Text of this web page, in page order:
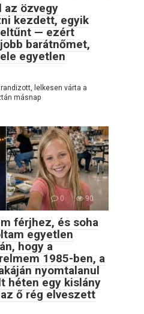
az özvegy
kezdett, egyik
eltűnt — ezért
barátnőmet,
egyetlen
lelkesen várta a
másnap
0 90
férjhez, és soha
egyetlen
hogy a
1985-ben, a
nyomtalanul
héten egy kislány
ő rég elveszett